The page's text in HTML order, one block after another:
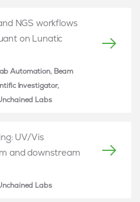
NGS workflows
on Lunatic
Automation, Beam
Investigator,
Labs
UV/Vis
and downstream
Labs